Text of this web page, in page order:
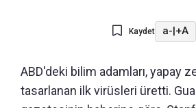
Kaydet a- +A
ABD'deki bilim adamları, yapay
tasarlanan ilk virüsleri üretti.